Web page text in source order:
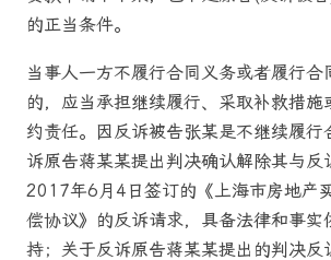
的正当条件。
当事人一方不履行合同义务或者履行合
的，应当承担继续履行、采取补救措施
约责任。因反诉被告张某是不继续履行
诉原告蒋某某提出判决确认解除其与反
2017年6月4日签订的《上海市房地产
偿协议》的反诉请求，具备法律和事实
持；关于反诉原告蒋某某提出的判决反